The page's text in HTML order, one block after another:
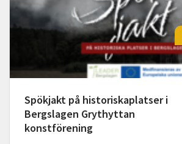
Spökjakt på historiskaplatser i
Bergslagen Grythyttan
konstförening